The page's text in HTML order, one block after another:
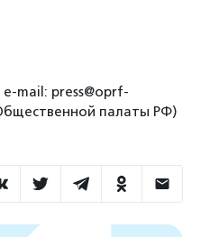
mail: press@oprf-
палаты РФ)